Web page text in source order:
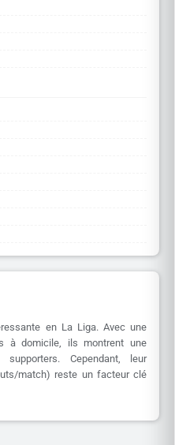
en La Liga. Avec une
à domicile, ils montrent une
Cependant, leur
match) reste un facteur clé